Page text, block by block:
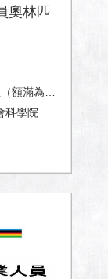
奧林匹
滿為止）
動健康系。